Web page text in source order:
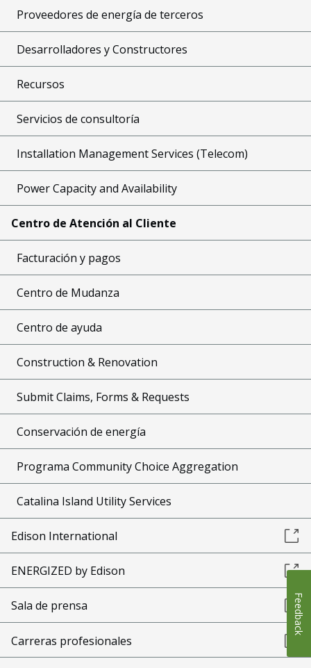
Proveedores de energía de terceros
Desarrolladores y Constructores
Recursos
Servicios de consultoría
Installation Management Services (Telecom)
Power Capacity and Availability
Centro de Atención al Cliente
Facturación y pagos
Centro de Mudanza
Centro de ayuda
Construction & Renovation
Submit Claims, Forms & Requests
Conservación de energía
Programa Community Choice Aggregation
Catalina Island Utility Services
Edison International
ENERGIZED by Edison
Sala de prensa
Carreras profesionales
Feedback